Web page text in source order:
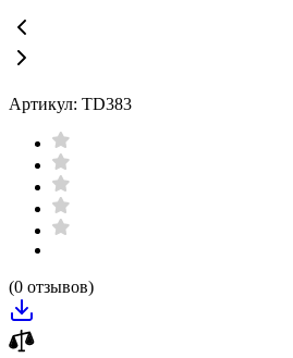
Артикул: TD383
(0 отзывов)